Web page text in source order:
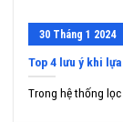
30 Tháng 1 2024
Top 4 lưu ý khi
Trong hệ thống